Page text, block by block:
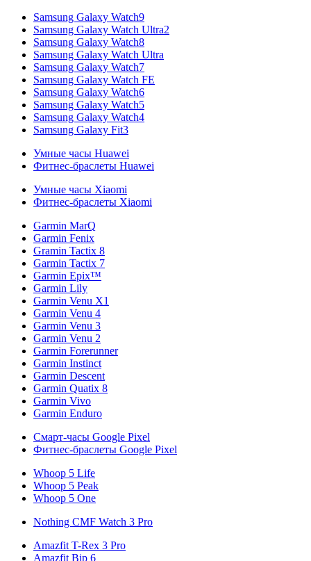
Samsung Galaxy Watch9
Samsung Galaxy Watch Ultra2
Samsung Galaxy Watch8
Samsung Galaxy Watch Ultra
Samsung Galaxy Watch7
Samsung Galaxy Watch FE
Samsung Galaxy Watch6
Samsung Galaxy Watch5
Samsung Galaxy Watch4
Samsung Galaxy Fit3
Умные часы Huawei
Фитнес-браслеты Huawei
Умные часы Xiaomi
Фитнес-браслеты Xiaomi
Garmin MarQ
Garmin Fenix
Gramin Tactix 8
Garmin Tactix 7
Garmin Epix™
Garmin Lily
Garmin Venu X1
Garmin Venu 4
Garmin Venu 3
Garmin Venu 2
Garmin Forerunner
Garmin Instinct
Garmin Descent
Garmin Quatix 8
Garmin Vivo
Garmin Enduro
Смарт-часы Google Pixel
Фитнес-браслеты Google Pixel
Whoop 5 Life
Whoop 5 Peak
Whoop 5 One
Nothing CMF Watch 3 Pro
Amazfit T-Rex 3 Pro
Amazfit Bip 6